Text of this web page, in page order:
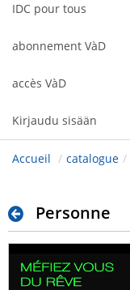
IDC pour tous
abonnement VàD
accès VàD
Kirjaudu sisään
Accueil / catalogue /
Personne